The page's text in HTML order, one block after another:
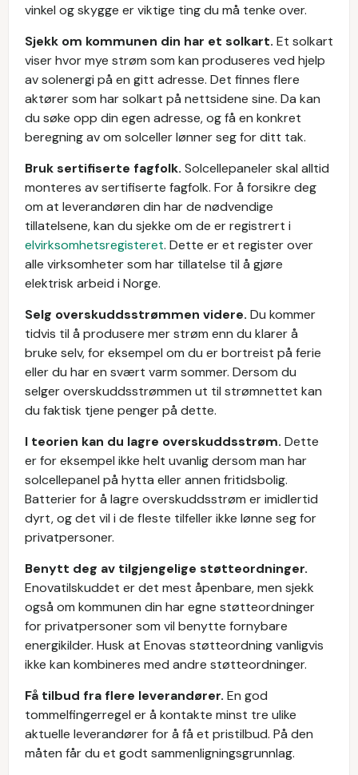
vinkel og skygge er viktige ting du må tenke over.
Sjekk om kommunen din har et solkart. Et solkart
viser hvor mye strøm som kan produseres ved hjelp
av solenergi på en gitt adresse. Det finnes flere
aktører som har solkart på nettsidene sine. Da kan
du søke opp din egen adresse, og få en konkret
beregning av om solceller lønner seg for ditt tak.
Bruk sertifiserte fagfolk. Solcellepaneler skal alltid
monteres av sertifiserte fagfolk. For å forsikre deg
om at leverandøren din har de nødvendige
tillatelsene, kan du sjekke om de er registrert i
elvirksomhetsregisteret. Dette er et register over
alle virksomheter som har tillatelse til å gjøre
elektrisk arbeid i Norge.
Selg overskuddsstrømmen videre. Du kommer
tidvis til å produsere mer strøm enn du klarer å
bruke selv, for eksempel om du er bortreist på ferie
eller du har en svært varm sommer. Dersom du
selger overskuddsstrømmen ut til strømnettet kan
du faktisk tjene penger på dette.
I teorien kan du lagre overskuddsstrøm. Dette
er for eksempel ikke helt uvanlig dersom man har
solcellepanel på hytta eller annen fritidsbolig.
Batterier for å lagre overskuddsstrøm er imidlertid
dyrt, og det vil i de fleste tilfeller ikke lønne seg for
privatpersoner.
Benytt deg av tilgjengelige støtteordninger.
Enovatilskuddet er det mest åpenbare, men sjekk
også om kommunen din har egne støtteordninger
for privatpersoner som vil benytte fornybare
energikilder. Husk at Enovas støtteordning vanligvis
ikke kan kombineres med andre støtteordninger.
Få tilbud fra flere leverandører. En god
tommelfingerregel er å kontakte minst tre ulike
aktuelle leverandører for å få et pristilbud. På den
måten får du et godt sammenligningsgrunnlag.